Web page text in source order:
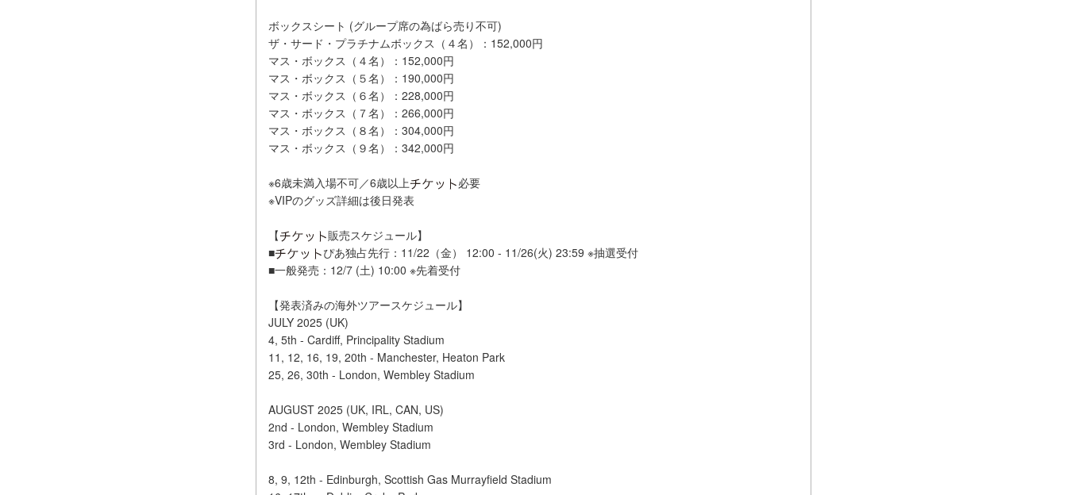
ボックスシート (グループ席の為ばら売り不可)
ザ・サード・プラチナムボックス（４名）：152,000円
マス・ボックス（４名）：152,000円
マス・ボックス（５名）：190,000円
マス・ボックス（６名）：228,000円
マス・ボックス（７名）：266,000円
マス・ボックス（８名）：304,000円
マス・ボックス（９名）：342,000円
※6歳未満入場不可／6歳以上
必要
※VIPのグッズ詳細は後日発表
【
販売スケジュール】
■
ぴあ独占先行：11/22（金） 12:00 - 11/26(火) 23:59 ※抽選受付
■一般発売：12/7 (土) 10:00 ※先着受付
【発表済みの海外ツアースケジュール】
JULY 2025 (UK)
4, 5th - Cardiff, Principality Stadium
11, 12, 16, 19, 20th - Manchester, Heaton Park
25, 26, 30th - London, Wembley Stadium
AUGUST 2025 (UK, IRL, CAN, US)
2nd - London, Wembley Stadium
3rd - London, Wembley Stadium
8, 9, 12th - Edinburgh, Scottish Gas Murrayfield Stadium